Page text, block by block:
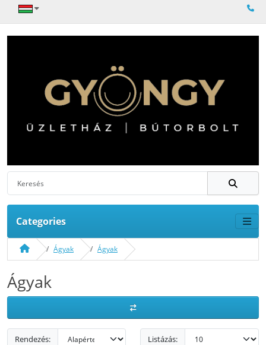
Categories
Ágyak Ágyak
Ágyak
Rendezés: Listázás: